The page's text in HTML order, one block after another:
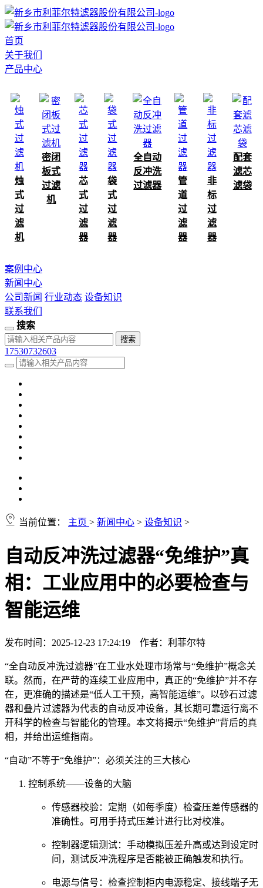
首页
关于我们
产品中心
烛
式
过
滤
机
密闭
板式
过滤
机
芯
式
过
滤
器
袋
式
过
滤
器
全自动
反冲洗
过滤器
管
道
过
滤
器
非
标
过
滤
器
配套
滤芯
滤袋
案例中心
新闻中心
公司新闻 行业动态 设备知识
联系我们
搜索
17530732603
当前位置： 主页 > 新闻中心 > 设备知识 >
自动反冲洗过滤器“免维护”真
相：工业应用中的必要检查与
智能运维
发布时间：2025-12-23 17:24:19 作者：利菲尔特
“全自动反冲洗过滤器”在工业水处理市场常与“免维护”概念关
联。然而，在严苛的连续工业应用中，真正的“免维护”并不存
在，更准确的描述是“低人工干预，高智能运维”。以砂石过滤
器和叠片过滤器为代表的自动反冲设备，其长期可靠运行离不
开科学的检查与智能化的管理。本文将揭示“免维护”背后的真
相，并给出运维指南。
“自动”不等于“免维护”：必须关注的三大核心
控制系统——设备的大脑
传感器校验：定期（如每季度）检查压差传感器的
准确性。可用手持式压差计进行比对校准。
控制器逻辑测试：手动模拟压差升高或达到设定时
间，测试反冲洗程序是否能被正确触发和执行。
电源与信号：检查控制柜内电源稳定、接线端子无